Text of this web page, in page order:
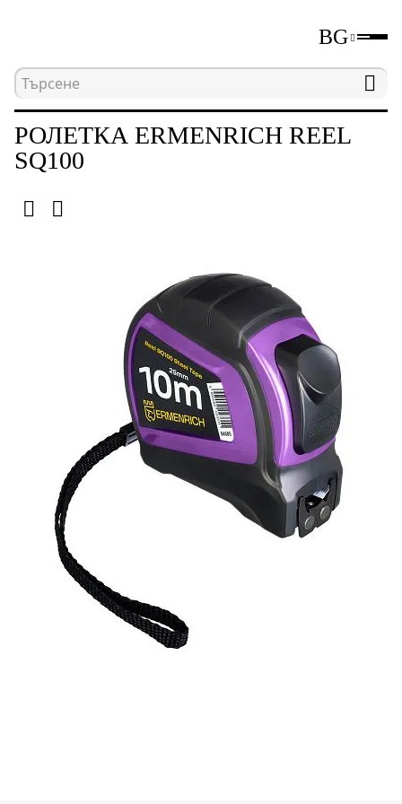
BG
Начална страница Измервателни
РОЛЕТКА ERMENRICH REEL
SQ100